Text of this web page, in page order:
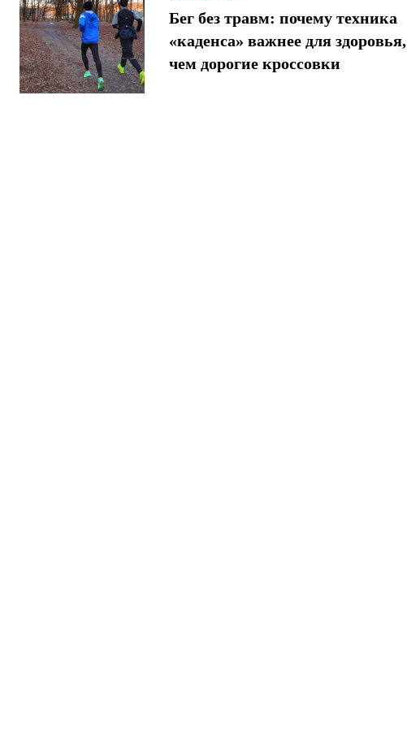
Бег без травм: почему техника
«каденса» важнее для здоровья,
чем дорогие кроссовки